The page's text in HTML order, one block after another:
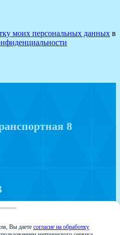
моих персональных данных в
8
Вы даете согласие на обработку